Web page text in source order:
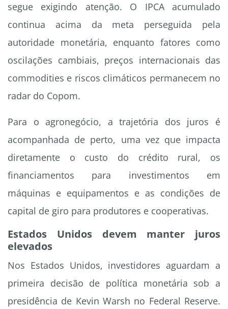
segue exigindo atenção. O IPCA acumulado
continua acima da meta perseguida pela
autoridade monetária, enquanto fatores como
oscilações cambiais, preços internacionais das
commodities e riscos climáticos permanecem no
radar do Copom.
Para o agronegócio, a trajetória dos juros é
acompanhada de perto, uma vez que impacta
diretamente o custo do crédito rural, os
financiamentos para investimentos em
máquinas e equipamentos e as condições de
capital de giro para produtores e cooperativas.
Estados Unidos devem manter juros
elevados
Nos Estados Unidos, investidores aguardam a
primeira decisão de política monetária sob a
presidência de Kevin Warsh no Federal Reserve.